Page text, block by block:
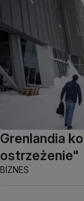
Grenlandia
ostrzeżenie"
BIZNES